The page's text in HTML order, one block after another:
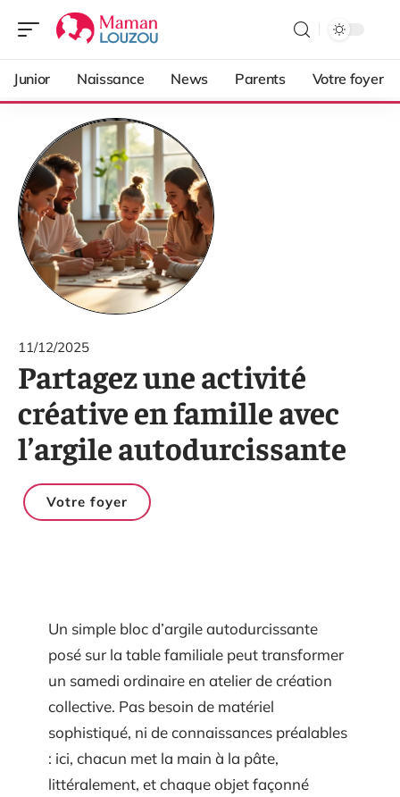
Junior Naissance News Parents Votre foyer
11/12/2025
Partagez une activité
créative en famille avec
l’argile autodurcissante
Votre foyer
Un simple bloc d’argile autodurcissante
posé sur la table familiale peut transformer
un samedi ordinaire en atelier de création
collective. Pas besoin de matériel
sophistiqué, ni de connaissances préalables
: ici, chacun met la main à la pâte,
littéralement, et chaque objet façonné